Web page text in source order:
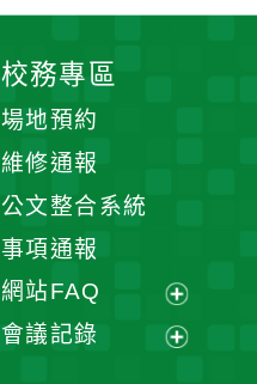
校務專區
場地預約
維修通報
公文整合系統
事項通報
網站FAQ
展
會議記錄